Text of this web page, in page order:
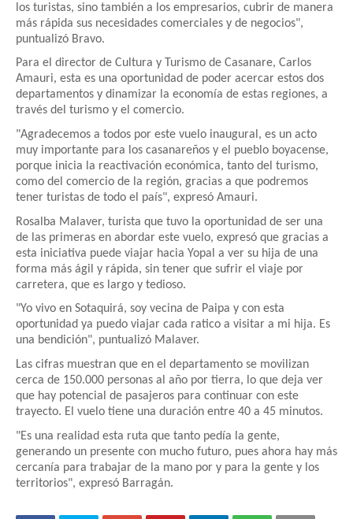
los turistas, sino también a los empresarios, cubrir de manera
más rápida sus necesidades comerciales y de negocios",
puntualizó Bravo.
Para el director de Cultura y Turismo de Casanare, Carlos
Amauri, esta es una oportunidad de poder acercar estos dos
departamentos y dinamizar la economía de estas regiones, a
través del turismo y el comercio.
"Agradecemos a todos por este vuelo inaugural, es un acto
muy importante para los casanareños y el pueblo boyacense,
porque inicia la reactivación económica, tanto del turismo,
como del comercio de la región, gracias a que podremos
tener turistas de todo el país", expresó Amauri.
Rosalba Malaver, turista que tuvo la oportunidad de ser una
de las primeras en abordar este vuelo, expresó que gracias a
esta iniciativa puede viajar hacia Yopal a ver su hija de una
forma más ágil y rápida, sin tener que sufrir el viaje por
carretera, que es largo y tedioso.
"Yo vivo en Sotaquirá, soy vecina de Paipa y con esta
oportunidad ya puedo viajar cada ratico a visitar a mi hija. Es
una bendición", puntualizó Malaver.
Las cifras muestran que en el departamento se movilizan
cerca de 150.000 personas al año por tierra, lo que deja ver
que hay potencial de pasajeros para continuar con este
trayecto. El vuelo tiene una duración entre 40 a 45 minutos.
"Es una realidad esta ruta que tanto pedía la gente,
generando un presente con mucho futuro, pues ahora hay más
cercanía para trabajar de la mano por y para la gente y los
territorios", expresó Barragán.